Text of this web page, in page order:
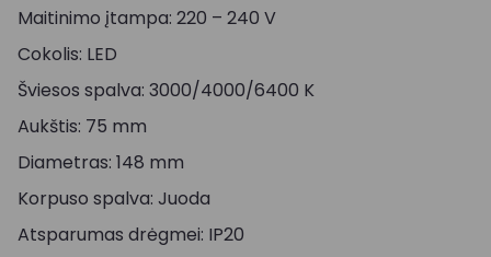
Maitinimo įtampa: 220 – 240 V
Cokolis: LED
Šviesos spalva: 3000/4000/6400 K
Aukštis: 75 mm
Diametras: 148 mm
Korpuso spalva: Juoda
Atsparumas drėgmei: IP20